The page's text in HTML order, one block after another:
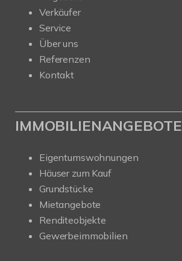
Verkäufer
Service
Über uns
Referenzen
Kontakt
IMMOBILIENANGEBOTE
Eigentumswohnungen
Häuser zum Kauf
Grundstücke
Mietangebote
Renditeobjekte
Gewerbeimmobilien